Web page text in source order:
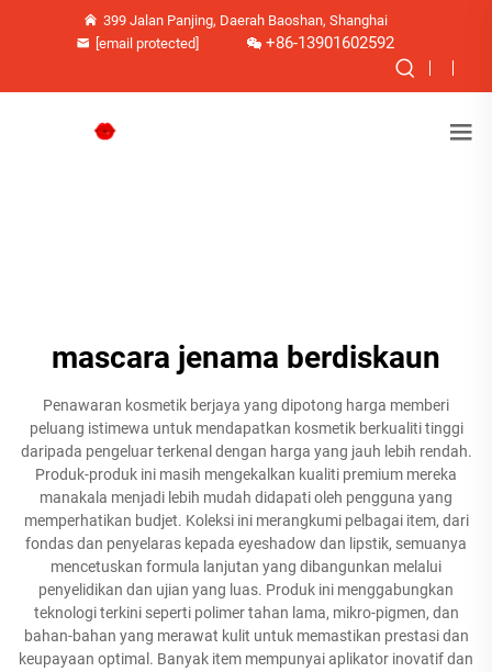
399 Jalan Panjing, Daerah Baoshan, Shanghai
[email protected]
+86-13901602592
mascara jenama berdiskaun
Penawaran kosmetik berjaya yang dipotong harga memberi
peluang istimewa untuk mendapatkan kosmetik berkualiti tinggi
daripada pengeluar terkenal dengan harga yang jauh lebih rendah.
Produk-produk ini masih mengekalkan kualiti premium mereka
manakala menjadi lebih mudah didapati oleh pengguna yang
memperhatikan budjet. Koleksi ini merangkumi pelbagai item, dari
fondas dan penyelaras kepada eyeshadow dan lipstik, semuanya
mencetuskan formula lanjutan yang dibangunkan melalui
penyelidikan dan ujian yang luas. Produk ini menggabungkan
teknologi terkini seperti polimer tahan lama, mikro-pigmen, dan
bahan-bahan yang merawat kulit untuk memastikan prestasi dan
keupayaan optimal. Banyak item mempunyai aplikator inovatif dan